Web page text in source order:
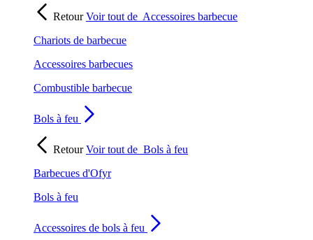
RetourVoir tout de Accessoires barbecue
Chariots de barbecue
Accessoires barbecues
Combustible barbecue
Bols à feu
RetourVoir tout de Bols à feu
Barbecues d'Ofyr
Bols à feu
Accessoires de bols à feu